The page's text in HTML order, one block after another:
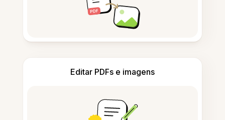
Editar PDFs e imagens